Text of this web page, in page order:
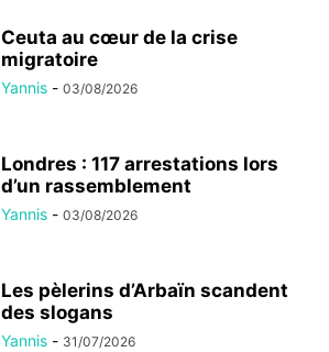
Ceuta au cœur de la crise
migratoire
Yannis - 03/08/2026
Londres : 117 arrestations lors
d’un rassemblement
Yannis - 03/08/2026
Les pèlerins d’Arbaïn scandent
des slogans
Yannis - 31/07/2026